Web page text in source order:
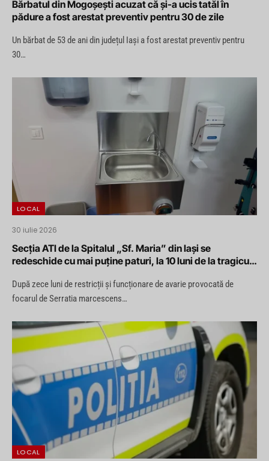
Bărbatul din Mogoșești acuzat că și-a ucis tatăl în
pădure a fost arestat preventiv pentru 30 de zile
Un bărbat de 53 de ani din județul Iași a fost arestat preventiv pentru
30…
LOCAL
30 iulie 2026
Secția ATI de la Spitalul „Sf. Maria” din Iași se
redeschide cu mai puține paturi, la 10 luni de la tragicul
După zece luni de restricții și funcționare de avarie provocată de
focarul de Serratia marcescens…
LOCAL